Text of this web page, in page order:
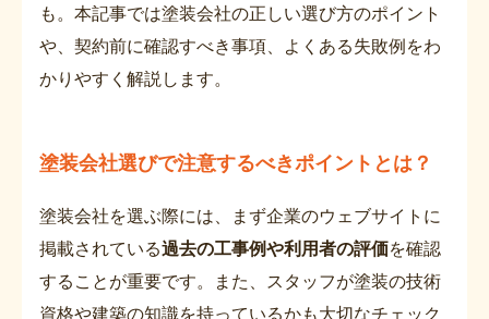
も。本記事では塗装会社の正しい選び方のポイント
や、契約前に確認すべき事項、よくある失敗例をわ
かりやすく解説します。
塗装会社選びで注意するべきポイントとは？
塗装会社を選ぶ際には、まず企業のウェブサイトに
掲載されている過去の工事例や利用者の評価を確認
することが重要です。また、スタッフが塗装の技術
資格や建築の知識を持っているかも大切なチェック